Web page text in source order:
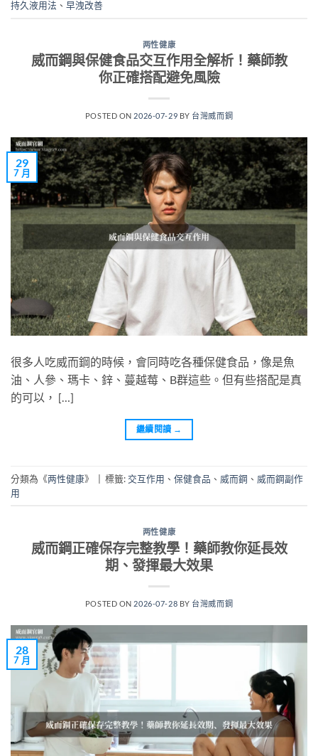
持久液用法 、 早洩改善
两性健康
威而鋼與保健食品交互作用全解析！藥師教
你正確搭配避免風險
POSTED ON 2026-07-29 BY 台灣威而鋼
29
7 月
很多人吃威而鋼的時候，會同時吃各種保健食品，像是魚
油、人參、瑪卡、鋅、蔓越莓、B群這些。但有些搭配是真
的可以， […]
繼續閱讀 →
分類為《两性健康》 標籤:交互作用 、 保健食品 、 威而鋼 、 威而鋼副作
用
两性健康
威而鋼正確保存完整教學！藥師教你延長效
期、發揮最大效果
POSTED ON 2026-07-28 BY 台灣威而鋼
28
7 月